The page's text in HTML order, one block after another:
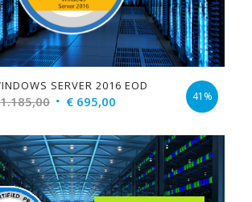
SERVER 2016 EOD
Original
was:
€ 1.185,00.
€695,00Current
is:
€ 695,00.
41%